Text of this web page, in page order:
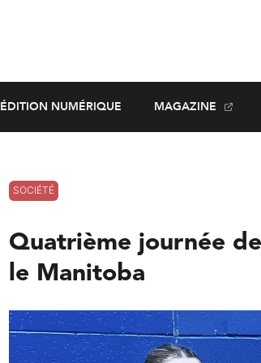
ÉDITION NUMÉRIQUE MAGAZINE
SOCIÉTÉ
Quatrième journée
le Manitoba